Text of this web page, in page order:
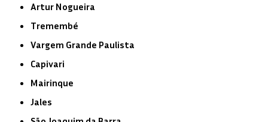
Artur Nogueira
Tremembé
Vargem Grande Paulista
Capivari
Mairinque
Jales